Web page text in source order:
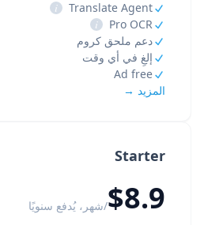
Starter
$8.9/شهر، يُدفع سنويًا
Translate Agent
i
Pro OCR
i
دعم ملحق كروم
إلغِ في أي وقت
Ad free
المزيد →